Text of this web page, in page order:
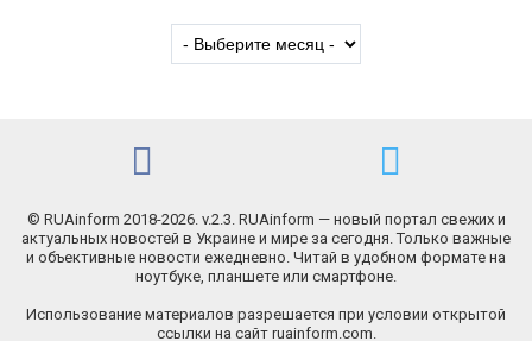
© RUAinform 2018-2026. v.2.3. RUAinform — новый портал свежих и
актуальных новостей в Украине и мире за сегодня. Только важные
и объективные новости ежедневно. Читай в удобном формате на
ноутбуке, планшете или смартфоне.
Использование материалов разрешается при условии открытой
ссылки на сайт ruainform.com.